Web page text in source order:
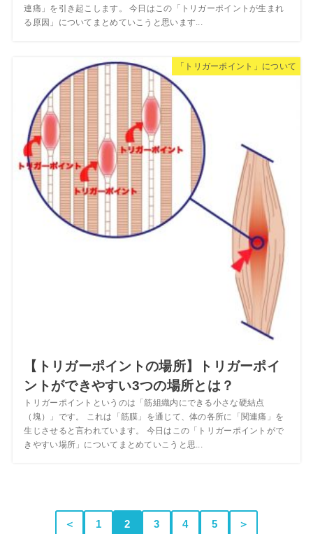
連痛」を引き起こします。 今日はこの「トリガーポイントが生まれ
る原因」についてまとめていこうと思います...
「トリガーポイント」について
【トリガーポイントの場所】トリガーポイ
ントができやすい3つの場所とは？
トリガーポイントというのは「筋組織内にできる小さな硬結点
（塊）」です。 これは「筋膜」を通じて、体の各所に「関連痛」を
生じさせると言われています。 今日はこの「トリガーポイントがで
きやすい場所」についてまとめていこうと思...
＜ 1 2 3 4 5 ＞